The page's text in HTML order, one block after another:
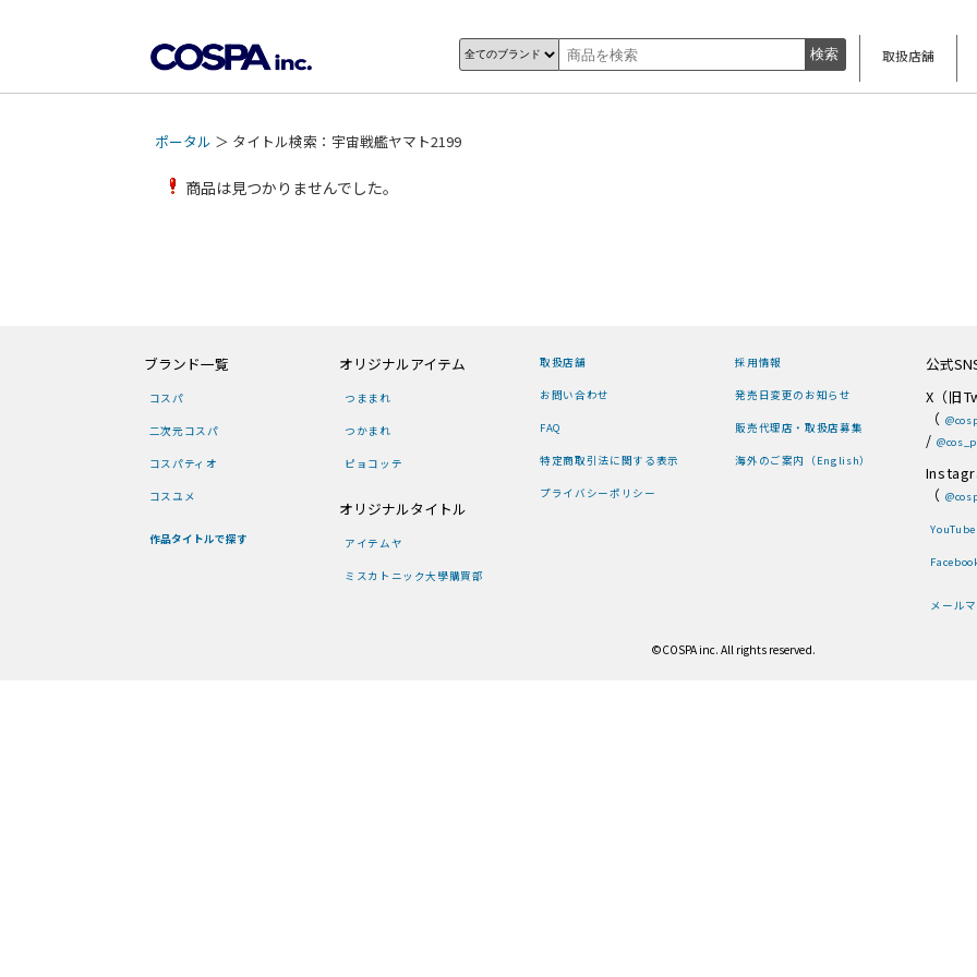
取扱店舗
ポータル ＞ タイトル検索：宇宙戦艦ヤマト2199
商品は見つかりませんでした。
ブランド一覧
コスパ
二次元コスパ
コスパティオ
コスユメ
作品タイトルで探す
オリジナルアイテム
つままれ
つかまれ
ピョコッテ
オリジナルタイトル
アイテムヤ
ミスカトニック大學購買部
取扱店舗
お問い合わせ
FAQ
特定商取引法に関する表示
プライバシーポリシー
採用情報
発売日変更のお知らせ
販売代理店・取扱店募集
海外のご案内（English）
公式
X（旧
（
/
（
YouTube
メール
©COSPA inc. All rights reserved.